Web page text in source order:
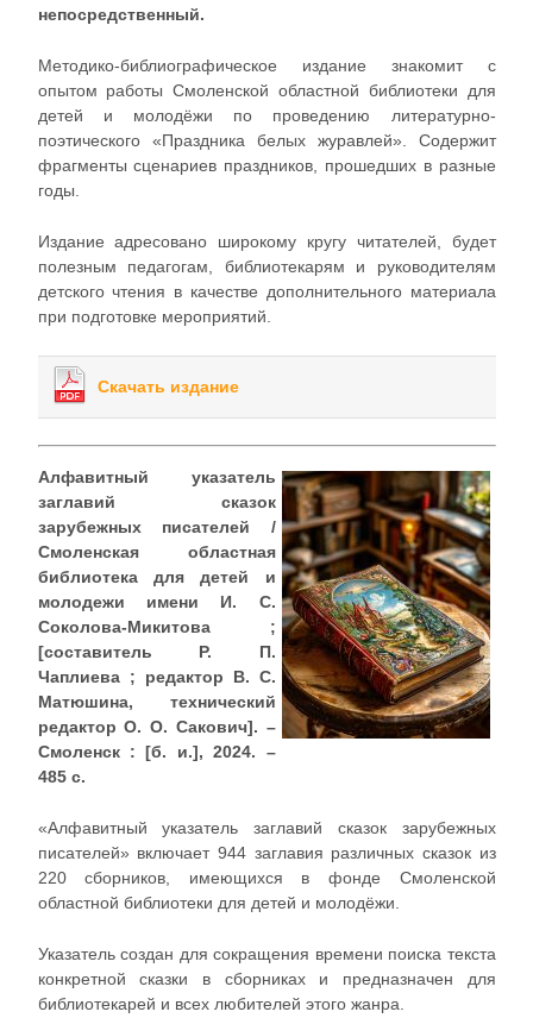
непосредственный.
Методико-библиографическое издание знакомит с
опытом работы Смоленской областной библиотеки для
детей и молодёжи по проведению литературно-
поэтического «Праздника белых журавлей». Содержит
фрагменты сценариев праздников, прошедших в разные
годы.
Издание адресовано широкому кругу читателей, будет
полезным педагогам, библиотекарям и руководителям
детского чтения в качестве дополнительного материала
при подготовке мероприятий.
Скачать издание
Алфавитный указатель
заглавий сказок
зарубежных писателей /
Смоленская областная
библиотека для детей и
молодежи имени И. С.
Соколова-Микитова ;
[составитель Р. П.
Чаплиева ; редактор В. С.
Матюшина, технический
редактор О. О. Сакович]. –
Смоленск : [б. и.], 2024. –
485 с.
«Алфавитный указатель заглавий сказок зарубежных
писателей» включает 944 заглавия различных сказок из
220 сборников, имеющихся в фонде Смоленской
областной библиотеки для детей и молодёжи.
Указатель создан для сокращения времени поиска текста
конкретной сказки в сборниках и предназначен для
библиотекарей и всех любителей этого жанра.